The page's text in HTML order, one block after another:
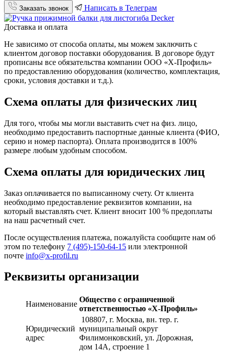
Заказать звонок Написать в Телеграм
Доставка и оплата
Не зависимо от способа оплаты, мы можем заключить с
клиентом договор поставки оборудования. В договоре будут
прописаны все обязательства компании ООО «Х-Профиль»
по предоставлению оборудования (количество, комплектация,
сроки, условия доставки и т.д.).
Схема оплаты для физических лиц
Для того, чтобы мы могли выставить счет на физ. лицо,
необходимо предоставить паспортные данные клиента (ФИО,
серию и номер паспорта). Оплата производится в 100%
размере любым удобным способом.
Схема оплаты для юридических лиц
Заказ оплачивается по выписанному счету. От клиента
необходимо предоставление реквизитов компании, на
который выставлять счет. Клиент вносит 100 % предоплаты
на наш расчетный счет.
После осуществления платежа, пожалуйста сообщите нам об
этом по телефону 7 (495)-150-64-15 или электронной
почте info@x-profil.ru
Реквизиты организации
Наименование
Общество с ограниченной
ответственностью «Х-Профиль»
Юридический
адрес
108807, г. Москва, вн. тер. г.
муниципальный округ
Филимонковский, ул. Дорожная,
дом 14А, строение 1